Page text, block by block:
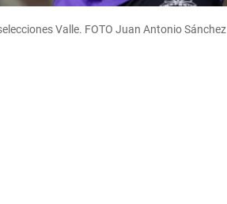
Valle. FOTO Juan Antonio Sánchez